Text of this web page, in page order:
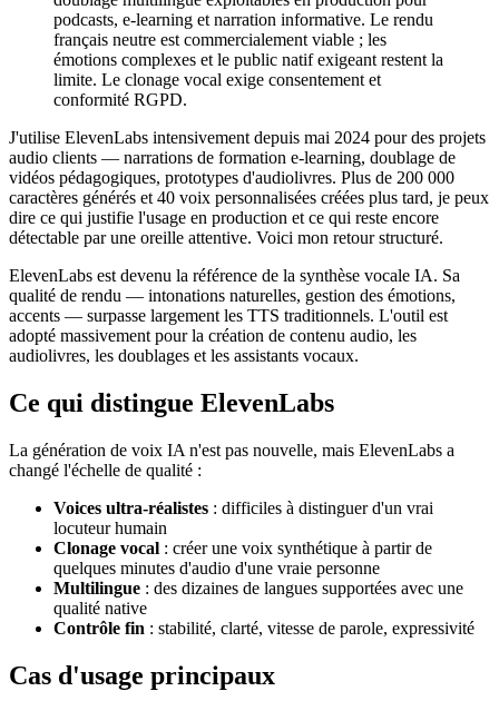
podcasts, e-learning et narration informative. Le rendu
français neutre est commercialement viable ; les
émotions complexes et le public natif exigeant restent la
limite. Le clonage vocal exige consentement et
conformité RGPD.
J'utilise ElevenLabs intensivement depuis mai 2024 pour des projets
audio clients — narrations de formation e-learning, doublage de
vidéos pédagogiques, prototypes d'audiolivres. Plus de 200 000
caractères générés et 40 voix personnalisées créées plus tard, je peux
dire ce qui justifie l'usage en production et ce qui reste encore
détectable par une oreille attentive. Voici mon retour structuré.
ElevenLabs est devenu la référence de la synthèse vocale IA. Sa
qualité de rendu — intonations naturelles, gestion des émotions,
accents — surpasse largement les TTS traditionnels. L'outil est
adopté massivement pour la création de contenu audio, les
audiolivres, les doublages et les assistants vocaux.
Ce qui distingue ElevenLabs
La génération de voix IA n'est pas nouvelle, mais ElevenLabs a
changé l'échelle de qualité :
Voices ultra-réalistes : difficiles à distinguer d'un vrai
locuteur humain
Clonage vocal : créer une voix synthétique à partir de
quelques minutes d'audio d'une vraie personne
Multilingue : des dizaines de langues supportées avec une
qualité native
Contrôle fin : stabilité, clarté, vitesse de parole, expressivité
Cas d'usage principaux